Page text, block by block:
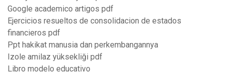
Google academico artigos pdf
Ejercicios resueltos de consolidacion de estados
financieros pdf
Ppt hakikat manusia dan perkembangannya
Izole amilaz yüksekliği pdf
Libro modelo educativo